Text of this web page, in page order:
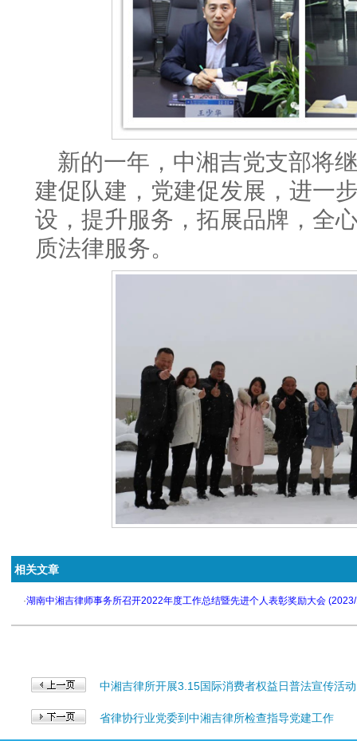
新的一年，中湘吉党支部将
建促队建，党建促发展， 进一
设，提升服务，拓展品牌，全
质法律服务。
相关文章
·湖南中湘吉律师事务所召开2022年度工作总结暨先进个人表彰奖励大会
中湘吉律所开展3.15国际消费者权益日普法宣传活动
省律协行业党委到中湘吉律所检查指导党建工作